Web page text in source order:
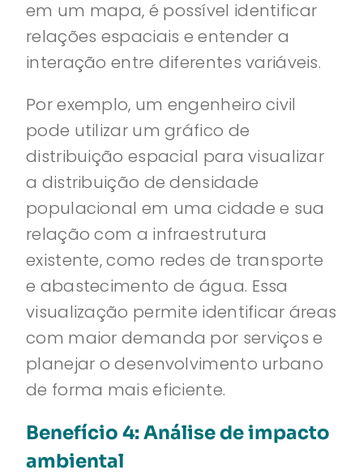
em um mapa, é possível identificar
relações espaciais e entender a
interação entre diferentes variáveis.
Por exemplo, um engenheiro civil
pode utilizar um gráfico de
distribuição espacial para visualizar
a distribuição de densidade
populacional em uma cidade e sua
relação com a infraestrutura
existente, como redes de transporte
e abastecimento de água. Essa
visualização permite identificar áreas
com maior demanda por serviços e
planejar o desenvolvimento urbano
de forma mais eficiente.
Benefício 4: Análise de impacto
ambiental